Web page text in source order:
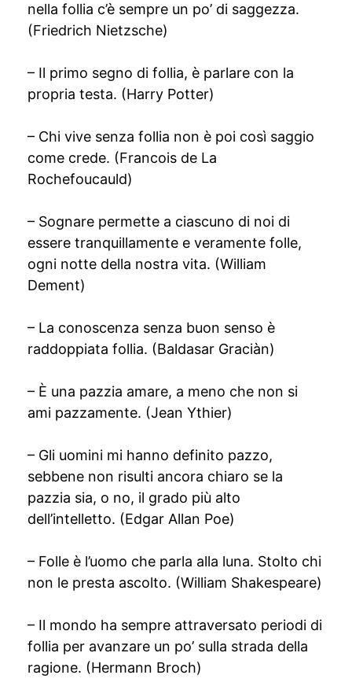
nella follia c’è sempre un po’ di saggezza.
(Friedrich Nietzsche)
– Il primo segno di follia, è parlare con la
propria testa. (Harry Potter)
– Chi vive senza follia non è poi così saggio
come crede. (Francois de La
Rochefoucauld)
– Sognare permette a ciascuno di noi di
essere tranquillamente e veramente folle,
ogni notte della nostra vita. (William
Dement)
– La conoscenza senza buon senso è
raddoppiata follia. (Baldasar Graciàn)
– È una pazzia amare, a meno che non si
ami pazzamente. (Jean Ythier)
– Gli uomini mi hanno definito pazzo,
sebbene non risulti ancora chiaro se la
pazzia sia, o no, il grado più alto
dell’intelletto. (Edgar Allan Poe)
– Folle è l’uomo che parla alla luna. Stolto chi
non le presta ascolto. (William Shakespeare)
– Il mondo ha sempre attraversato periodi di
follia per avanzare un po’ sulla strada della
ragione. (Hermann Broch)